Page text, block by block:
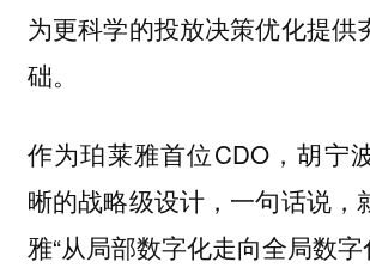
为更科学的投放决策优化提供
础。
作为珀莱雅首位CDO，胡宁
晰的战略级设计，一句话说，
雅“从局部数字化走向全局数字